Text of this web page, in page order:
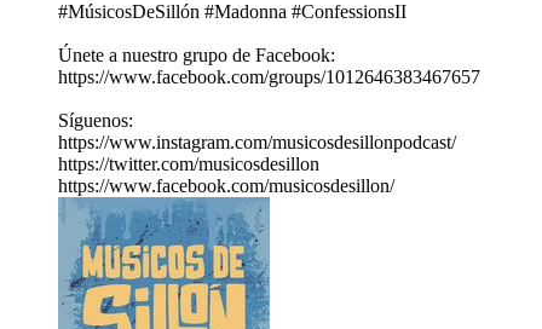
#MúsicosDeSillón #Madonna #ConfessionsII
Únete a nuestro grupo de Facebook:
https://www.facebook.com/groups/1012646383467657
Síguenos:
https://www.instagram.com/musicosdesillonpodcast/
https://twitter.com/musicosdesillon
https://www.facebook.com/musicosdesillon/